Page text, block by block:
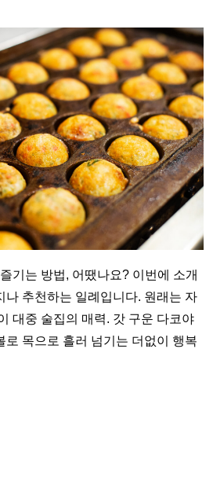
기는 방법, 어땠나요? 이번에 소개
나 추천하는 일례입니다. 원래는 자
대중 술집의 매력. 갓 구운 다코야
로 목으로 흘러 넘기는 더없이 행복